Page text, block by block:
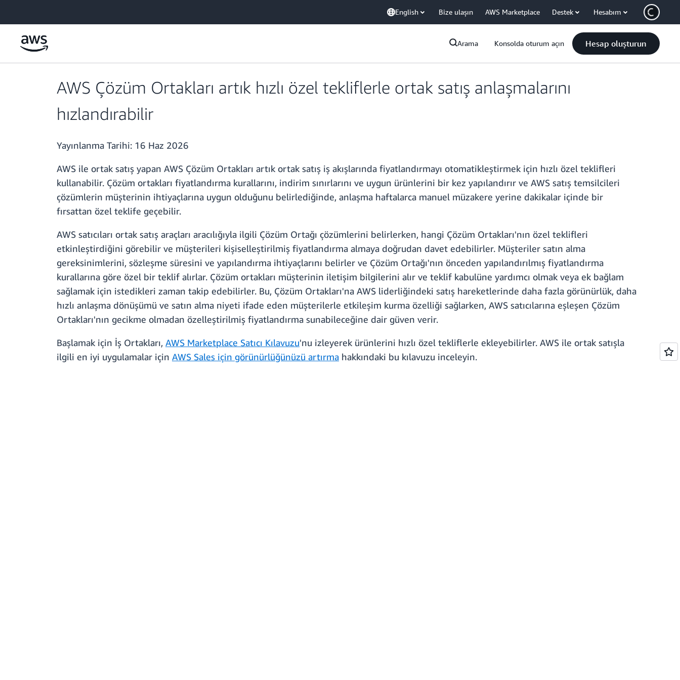
English Bize ulaşın AWS Marketplace Destek Hesabım
Arama Konsolda oturum açın Hesap oluşturun
AWS Çözüm Ortakları artık hızlı özel tekliflerle ortak satış anlaşmalarını
hızlandırabilir
Yayınlanma Tarihi: 16 Haz 2026
AWS ile ortak satış yapan AWS Çözüm Ortakları artık ortak satış iş akışlarında fiyatlandırmayı otomatikleştirmek için hızlı özel teklifleri
kullanabilir. Çözüm ortakları fiyatlandırma kurallarını, indirim sınırlarını ve uygun ürünlerini bir kez yapılandırır ve AWS satış temsilcileri
çözümlerin müşterinin ihtiyaçlarına uygun olduğunu belirlediğinde, anlaşma haftalarca manuel müzakere yerine dakikalar içinde bir
fırsattan özel teklife geçebilir.
AWS satıcıları ortak satış araçları aracılığıyla ilgili Çözüm Ortağı çözümlerini belirlerken, hangi Çözüm Ortakları'nın özel teklifleri
etkinleştirdiğini görebilir ve müşterileri kişiselleştirilmiş fiyatlandırma almaya doğrudan davet edebilirler. Müşteriler satın alma
gereksinimlerini, sözleşme süresini ve yapılandırma ihtiyaçlarını belirler ve Çözüm Ortağı'nın önceden yapılandırılmış fiyatlandırma
kurallarına göre özel bir teklif alırlar. Çözüm ortakları müşterinin iletişim bilgilerini alır ve teklif kabulüne yardımcı olmak veya ek bağlam
sağlamak için istedikleri zaman takip edebilirler. Bu, Çözüm Ortakları'na AWS liderliğindeki satış hareketlerinde daha fazla görünürlük, daha
hızlı anlaşma dönüşümü ve satın alma niyeti ifade eden müşterilerle etkileşim kurma özelliği sağlarken, AWS satıcılarına eşleşen Çözüm
Ortakları'nın gecikme olmadan özelleştirilmiş fiyatlandırma sunabileceğine dair güven verir.
Başlamak için İş Ortakları, AWS Marketplace Satıcı Kılavuzu'nu izleyerek ürünlerini hızlı özel tekliflerle ekleyebilirler. AWS ile ortak satışla
ilgili en iyi uygulamalar için AWS Sales için görünürlüğünüzü artırma hakkındaki bu kılavuzu inceleyin.